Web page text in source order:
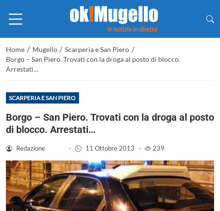
Home / Mugello / Scarperia e San Piero /
Borgo – San Piero. Trovati con la droga al posto di blocco.
Arrestati…
SCARPERIA E SAN PIERO
Borgo – San Piero. Trovati con la droga al posto
di blocco. Arrestati…
Redazione - 11 Ottobre 2013 - 239